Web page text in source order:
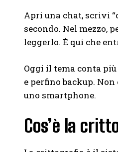
Apri una chat, scrivi
secondo. Nel mezzo,
leggerlo. È qui che
Oggi il tema conta
e perfino backup.
uno smartphone.
Cos’è la